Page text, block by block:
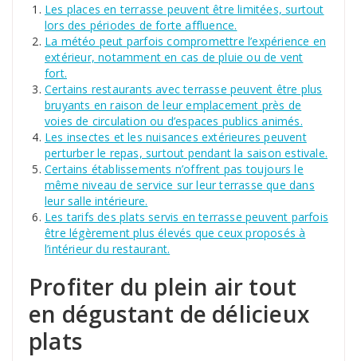
Les places en terrasse peuvent être limitées, surtout
lors des périodes de forte affluence.
La météo peut parfois compromettre l’expérience en
extérieur, notamment en cas de pluie ou de vent
fort.
Certains restaurants avec terrasse peuvent être plus
bruyants en raison de leur emplacement près de
voies de circulation ou d’espaces publics animés.
Les insectes et les nuisances extérieures peuvent
perturber le repas, surtout pendant la saison estivale.
Certains établissements n’offrent pas toujours le
même niveau de service sur leur terrasse que dans
leur salle intérieure.
Les tarifs des plats servis en terrasse peuvent parfois
être légèrement plus élevés que ceux proposés à
l’intérieur du restaurant.
Profiter du plein air tout
en dégustant de délicieux
plats